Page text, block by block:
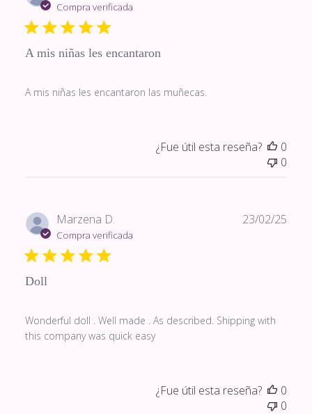
Compra verificada
A mis niñas les encantaron
A mis niñas les encantaron las muñecas.
¿Fue útil esta reseña?
0
0
Marzena D.
Compra verificada
Doll
Wonderful doll . Well made . As described. Shipping with
this company was quick easy
23/02/25
¿Fue útil esta reseña?
0
0